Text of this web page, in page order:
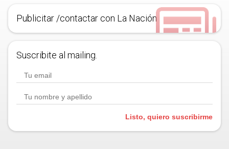
Publicitar /contactar con La Nación
Suscribite al mailing.
Listo, quiero suscribirme